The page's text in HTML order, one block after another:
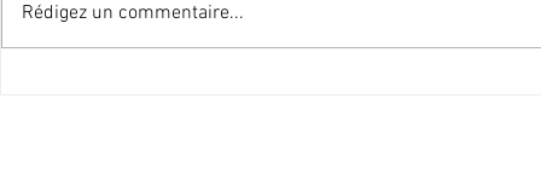
Rédigez un commentaire...